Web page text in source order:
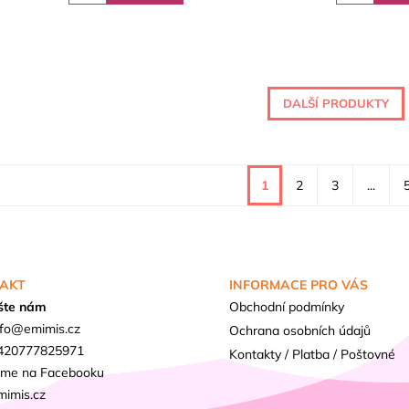
DALŠÍ PRODUKTY
1 2 3 ...
nám
@emimis.cz
na Facebooku
INFORMACE PRO VÁS
Obchodní podmínky
Ochrana osobních údajů
Kontakty / Platba / Poštovné